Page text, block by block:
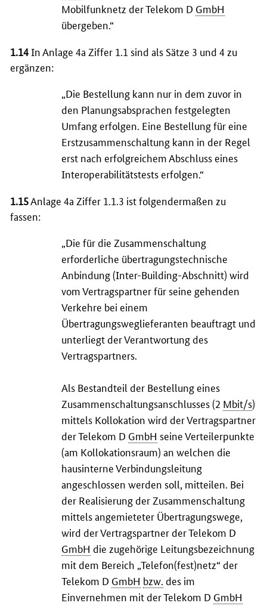
Mobilfunknetz der Telekom D GmbH
übergeben.“
1.14In Anlage 4a Ziffer 1.1 sind als Sätze 3 und 4 zu
ergänzen:
„Die Bestellung kann nur in dem zuvor in
den Planungsabsprachen festgelegten
Umfang erfolgen. Eine Bestellung für eine
Erstzusammenschaltung kann in der Regel
erst nach erfolgreichem Abschluss eines
Interoperabilitätstests erfolgen.“
1.15Anlage 4a Ziffer 1.1.3 ist folgendermaßen zu
fassen:
„Die für die Zusammenschaltung
erforderliche übertragungstechnische
Anbindung (Inter-Building-Abschnitt) wird
vom Vertragspartner für seine gehenden
Verkehre bei einem
Übertragungsweglieferanten beauftragt und
unterliegt der Verantwortung des
Vertragspartners.
Als Bestandteil der Bestellung eines
Zusammenschaltungsanschlusses (2 Mbit/s)
mittels Kollokation wird der Vertragspartner
der Telekom D GmbH seine Verteilerpunkte
(am Kollokationsraum) an welchen die
hausinterne Verbindungsleitung
angeschlossen werden soll, mitteilen. Bei
der Realisierung der Zusammenschaltung
mittels angemieteter Übertragungswege,
wird der Vertragspartner der Telekom D
GmbH die zugehörige Leitungsbezeichnung
mit dem Bereich „Telefon(fest)netz“ der
Telekom D GmbH bzw. des im
Einvernehmen mit der Telekom D GmbH